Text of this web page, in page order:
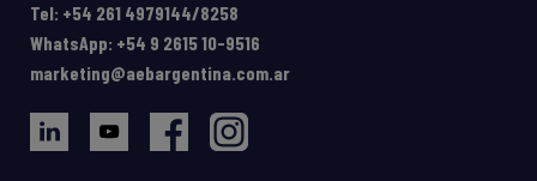
Tel: +54 261 4979144/8258
WhatsApp: +54 9 2615 10-9516
marketing@aebargentina.com.ar